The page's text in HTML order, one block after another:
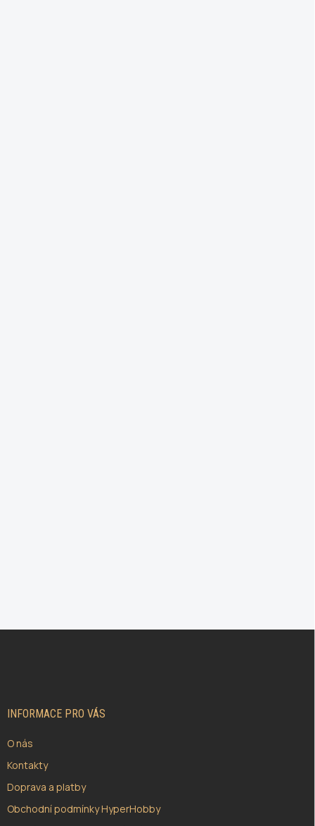
INFORMACE PRO VÁS
O nás
Kontakty
Doprava a platby
Obchodní podmínky HyperHobby